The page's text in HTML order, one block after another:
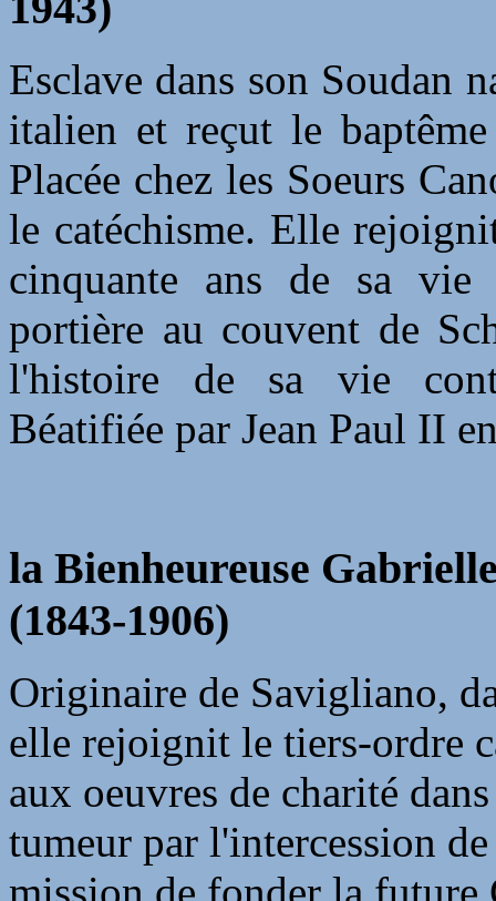
Esclave dans son Soudan
italien et reçut le
Placée chez les Soeurs
le catéchisme. Elle
cinquante ans de sa vie
portière au couvent de
l'histoire de sa vie
Béatifiée par Jean Paul II
la Bienheureuse
(1843-1906)
Originaire de Savigliano,
elle rejoignit le tiers-ordre
aux oeuvres de charité
tumeur par l'intercession